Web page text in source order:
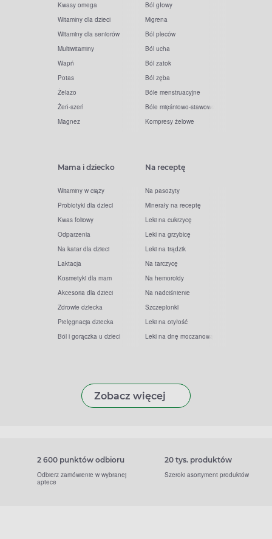
Kwasy omega
Witaminy dla dzieci
Witaminy dla seniorów
Multiwitaminy
Wapń
Potas
Żelazo
Żeń-szeń
Magnez
Ból głowy
Migrena
Ból pleców
Ból ucha
Ból zatok
Ból zęba
Bóle menstruacyjne
Bóle mięśniowo-stawowe
Kompresy żelowe
Mama i dziecko
Witaminy w ciąży
Probiotyki dla dzieci
Kwas foliowy
Odparzenia
Na katar dla dzieci
Laktacja
Kosmetyki dla mam
Akcesoria dla dzieci
Zdrowie dziecka
Pielęgnacja dziecka
Ból i gorączka u dzieci
Na receptę
Na pasożyty
Minerały na receptę
Leki na cukrzycę
Leki na grzybicę
Leki na trądzik
Na tarczycę
Na hemoroidy
Na nadciśnienie
Szczepionki
Leki na otyłość
Leki na dnę moczanową
Zobacz więcej
2 600 punktów odbioru
Odbierz zamówienie w wybranej
aptece
20 tys. produktów
Szeroki asortyment produktów